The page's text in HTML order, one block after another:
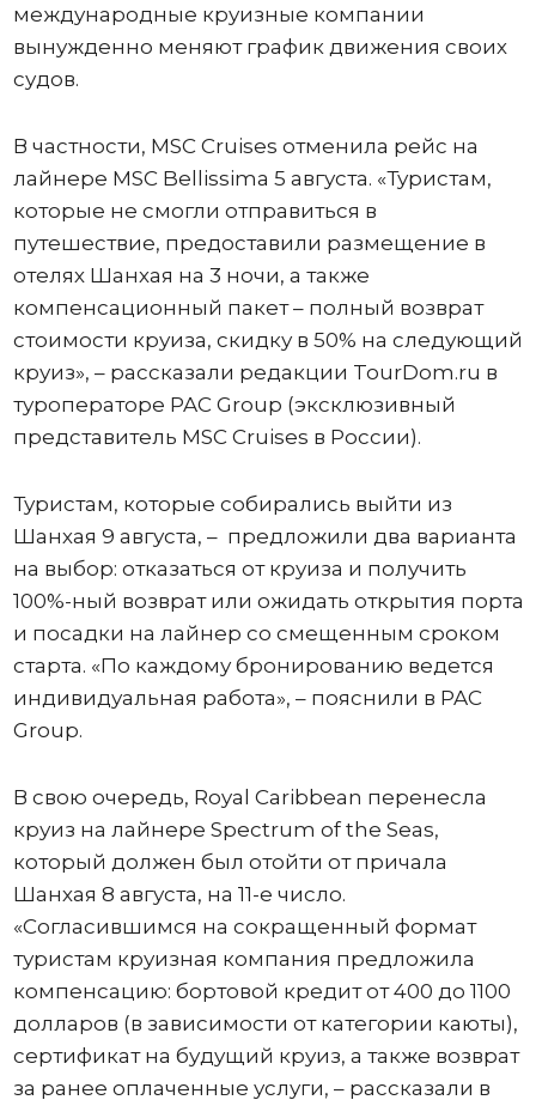
международные круизные компании
вынужденно меняют график движения своих
судов.
В частности, MSC Cruises отменила рейс на
лайнере MSC Bellissima 5 августа. «Туристам,
которые не смогли отправиться в
путешествие, предоставили размещение в
отелях Шанхая на 3 ночи, а также
компенсационный пакет – полный возврат
стоимости круиза, скидку в 50% на следующий
круиз», – рассказали редакции TourDom.ru в
туроператоре PAC Group (эксклюзивный
представитель MSC Cruises в России).
Туристам, которые собирались выйти из
Шанхая 9 августа, – предложили два варианта
на выбор: отказаться от круиза и получить
100%-ный возврат или ожидать открытия порта
и посадки на лайнер со смещенным сроком
старта. «По каждому бронированию ведется
индивидуальная работа», – пояснили в PAC
Group.
В свою очередь, Royal Caribbean перенесла
круиз на лайнере Spectrum of the Seas,
который должен был отойти от причала
Шанхая 8 августа, на 11-е число.
«Согласившимся на сокращенный формат
туристам круизная компания предложила
компенсацию: бортовой кредит от 400 до 1100
долларов (в зависимости от категории каюты),
сертификат на будущий круиз, а также возврат
за ранее оплаченные услуги, – рассказали в